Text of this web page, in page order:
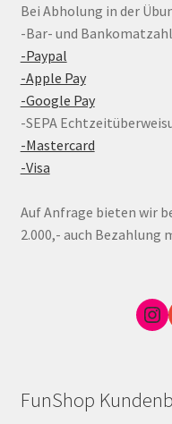
Bei Abholung in der
-Bar- und
-Paypal
-Apple Pay
-Google Pay
-SEPA
-Mastercard
-Visa
Auf Anfrage bieten wir
2.000,- auch
FunShop